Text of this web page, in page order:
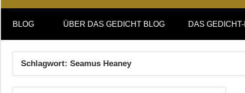
DAS
GEDICHT
blog
DAS
GEDICHT.
Zeitschrift
BLOG ÜBER DAS GEDICHT BLOG DAS
Schlagwort: Seamus Heaney